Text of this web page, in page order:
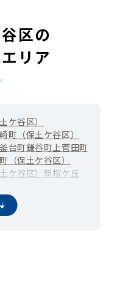
区の
リア
ケ谷区）
町（保土ケ谷区）
釜台町鎌谷町上菅田町
（保土ケ谷区）
ケ谷区） 新桜ケ丘
町（仏向町）
明神台